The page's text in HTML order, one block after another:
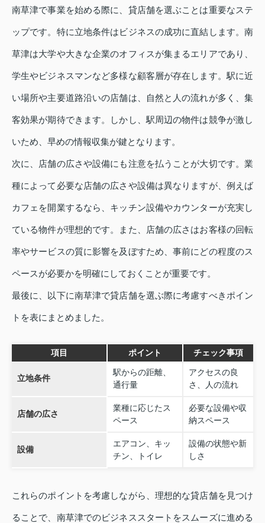
南草津で事業を始める際に、貸店舗を選ぶことは重要なステ
ップです。特に立地条件はビジネスの成功に直結します。南
草津は大学や大きな企業のオフィスが集まるエリアであり、
学生やビジネスマンなど多様な顧客層が存在します。駅に近
い場所や主要道路沿いの店舗は、自然と人の流れが多く、集
客効果が期待できます。しかし、駅周辺の物件は競争が激し
いため、早めの情報収集が鍵となります。
次に、店舗の広さや設備にも注意を払うことが大切です。業
種によって必要な店舗の広さや設備は異なりますが、例えば
カフェを開業するなら、キッチン設備やカウンターが充実し
ている物件が理想的です。また、店舗の広さはお客様の回転
率やサービスの質に影響を及ぼすため、事前にどの程度のス
ペースが必要かを明確にしておくことが重要です。
最後に、以下に南草津で貸店舗を選ぶ際に考慮すべきポイン
トを表にまとめました。
項目 ポイント チェック事項
立地条件
駅からの距離、
通行量
アクセスの良
さ、人の流れ
店舗の広さ
業種に応じたス
ペース
必要な設備や収
納スペース
設備
エアコン、キッ
チン、トイレ
設備の状態や新
しさ
これらのポイントを考慮しながら、理想的な貸店舗を見つけ
ることで、南草津でのビジネススタートをスムーズに進める